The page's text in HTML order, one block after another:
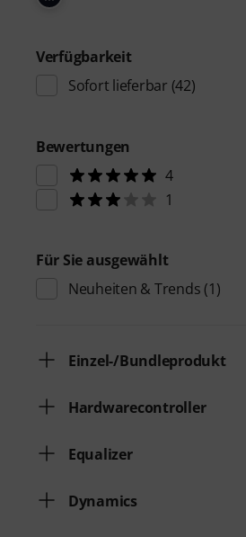
Verfügbarkeit
Sofort lieferbar (42)
Bewertungen
4
1
Für Sie ausgewählt
Neuheiten & Trends (1)
Einzel-/Bundleprodukt
Hardwarecontroller
Equalizer
Dynamics